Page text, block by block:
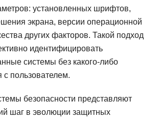
установленных шрифтов,
экрана, версии операционной
других факторов. Такой подход
идентифицировать
системы без какого-либо
с пользователем.
безопасности представляют
шаг в эволюции защитных